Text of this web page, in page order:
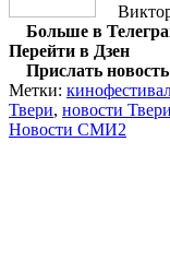
Больше в
Перейти в Дзен
Прислать новость
Метки:
Твери, новости Твери
Новости СМИ2